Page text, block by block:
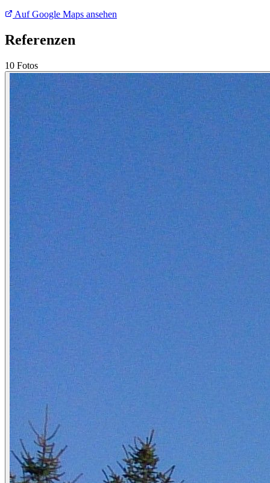
Auf Google Maps ansehen
Referenzen
10 Fotos